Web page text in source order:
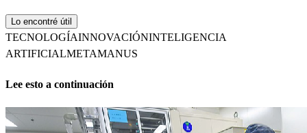
Lo encontré útil
TECNOLOGÍAINNOVACIÓNINTELIGENCIA
ARTIFICIALMETAMANUS
Lee esto a continuación